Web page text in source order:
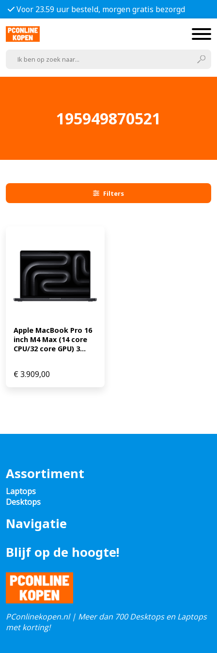
Voor 23.59 uur besteld, morgen gratis bezorgd
195949870521
Filters
Apple MacBook Pro 16
inch M4 Max (14 core
CPU/32 core GPU) 3...
€3.909,00
Assortiment
Laptops
Desktops
Navigatie
Blijf op de hoogte!
PConlinekopen.nl | Meer dan 700 Desktops en Laptops
met korting!